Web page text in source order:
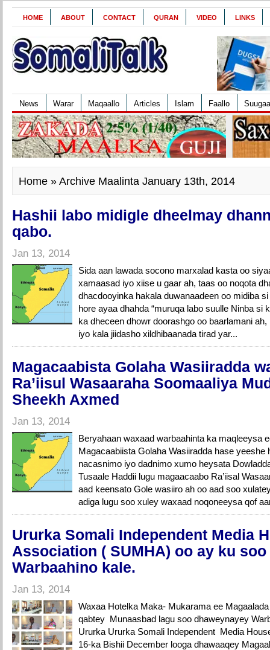
HOME ABOUT CONTACT QURAN VIDEO LINKS
News Warar Maqaallo Articles Islam Faallo
Home » Archive Maalinta January 13th, 2014
Hashii labo midigle dheelmay
qabo.
Jan 13, 2014
Sida aan lawada socono marxalad kasta oo
xamaasad iyo xiise u gaar ah, taas oo noqota
dhacdooyinka hakala duwanaadeen oo midiba
hore ayaa dhahda “muruqa labo suulle Ninba si
ka dheceen dhowr doorashgo oo baarlamani
iyo kala jiidasho xildhibaanada tirad yar...
Magacaabista Golaha Wasiiradda
Ra’iisul Wasaaraha Soomaaliya
Sheekh Axmed
Jan 13, 2014
Beryahaan waxaad warbaahinta ka maqleeysa
Magacaabiista Golaha Wasiiradda hase yeeshe
nacasnimo iyo dadnimo xumo heysata
Tusaale Haddii lugu magaacaabo Ra’iisal
aad keensato Gole wasiiro ah oo aad soo
adiga lugu soo xuley waxaad noqoneeysa qof
Ururka Somali Independent Media
Association ( SUMHA) oo ay ku
Warbaahino kale.
Jan 13, 2014
Waxaa Hotelka Maka- Mukarama ee
qabtey Munaasbad lagu soo dhaweynayey
Ururka Ururka Somali Independent Media
16-ka Bishii December looga dhawaaqey